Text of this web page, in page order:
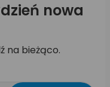
nowa
na bieżąco.